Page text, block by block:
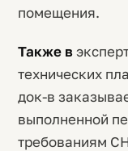
помещения.
Также в
технических
док-в
выполненной
требованиям